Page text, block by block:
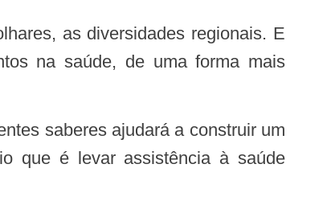
na saúde, de uma forma mais
que é levar assistência à saúde